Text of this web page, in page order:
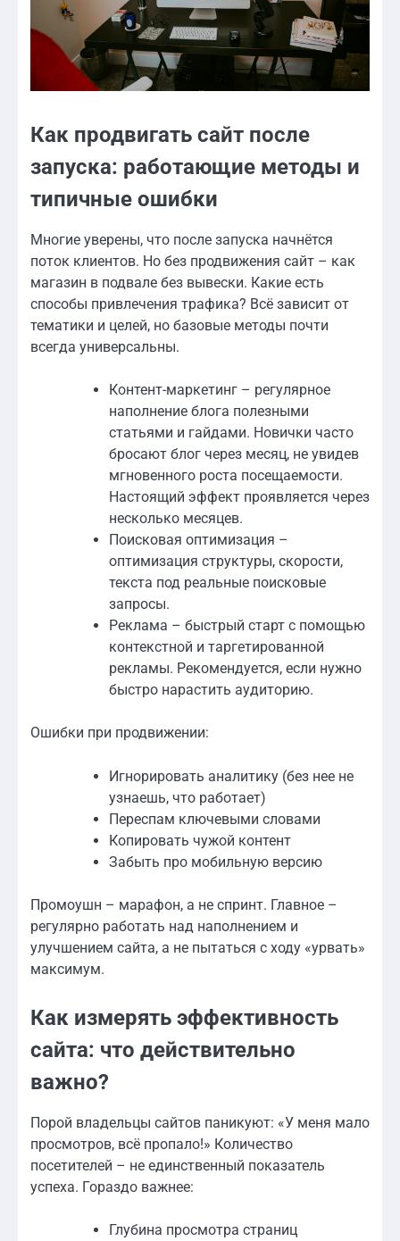
Как продвигать сайт после
запуска: работающие методы и
типичные ошибки
Многие уверены, что после запуска начнётся
поток клиентов. Но без продвижения сайт – как
магазин в подвале без вывески. Какие есть
способы привлечения трафика? Всё зависит от
тематики и целей, но базовые методы почти
всегда универсальны.
Контент-маркетинг – регулярное
наполнение блога полезными
статьями и гайдами. Новички часто
бросают блог через месяц, не увидев
мгновенного роста посещаемости.
Настоящий эффект проявляется через
несколько месяцев.
Поисковая оптимизация –
оптимизация структуры, скорости,
текста под реальные поисковые
запросы.
Реклама – быстрый старт с помощью
контекстной и таргетированной
рекламы. Рекомендуется, если нужно
быстро нарастить аудиторию.
Ошибки при продвижении:
Игнорировать аналитику (без нее не
узнаешь, что работает)
Переспам ключевыми словами
Копировать чужой контент
Забыть про мобильную версию
Промоушн – марафон, а не спринт. Главное –
регулярно работать над наполнением и
улучшением сайта, а не пытаться с ходу «урвать»
максимум.
Как измерять эффективность
сайта: что действительно
важно?
Порой владельцы сайтов паникуют: «У меня мало
просмотров, всё пропало!» Количество
посетителей – не единственный показатель
успеха. Гораздо важнее:
Глубина просмотра страниц